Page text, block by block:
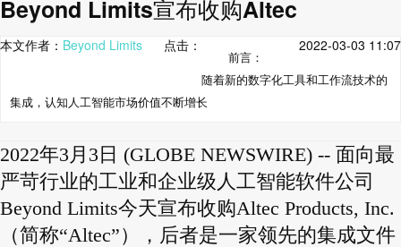
Beyond Limits宣布收购Altec
本文作者： Beyond Limits 点击： 2022-03-03 11:07
前言：
随着新的数字化工具和工作流技术的
集成，认知人工智能市场价值不断增长
2022年3月3日 (GLOBE NEWSWIRE) -- 面向最
严苛行业的工业和企业级人工智能软件公司
Beyond Limits今天宣布收购Altec Products, Inc.
（简称“Altec”），后者是一家领先的集成文件